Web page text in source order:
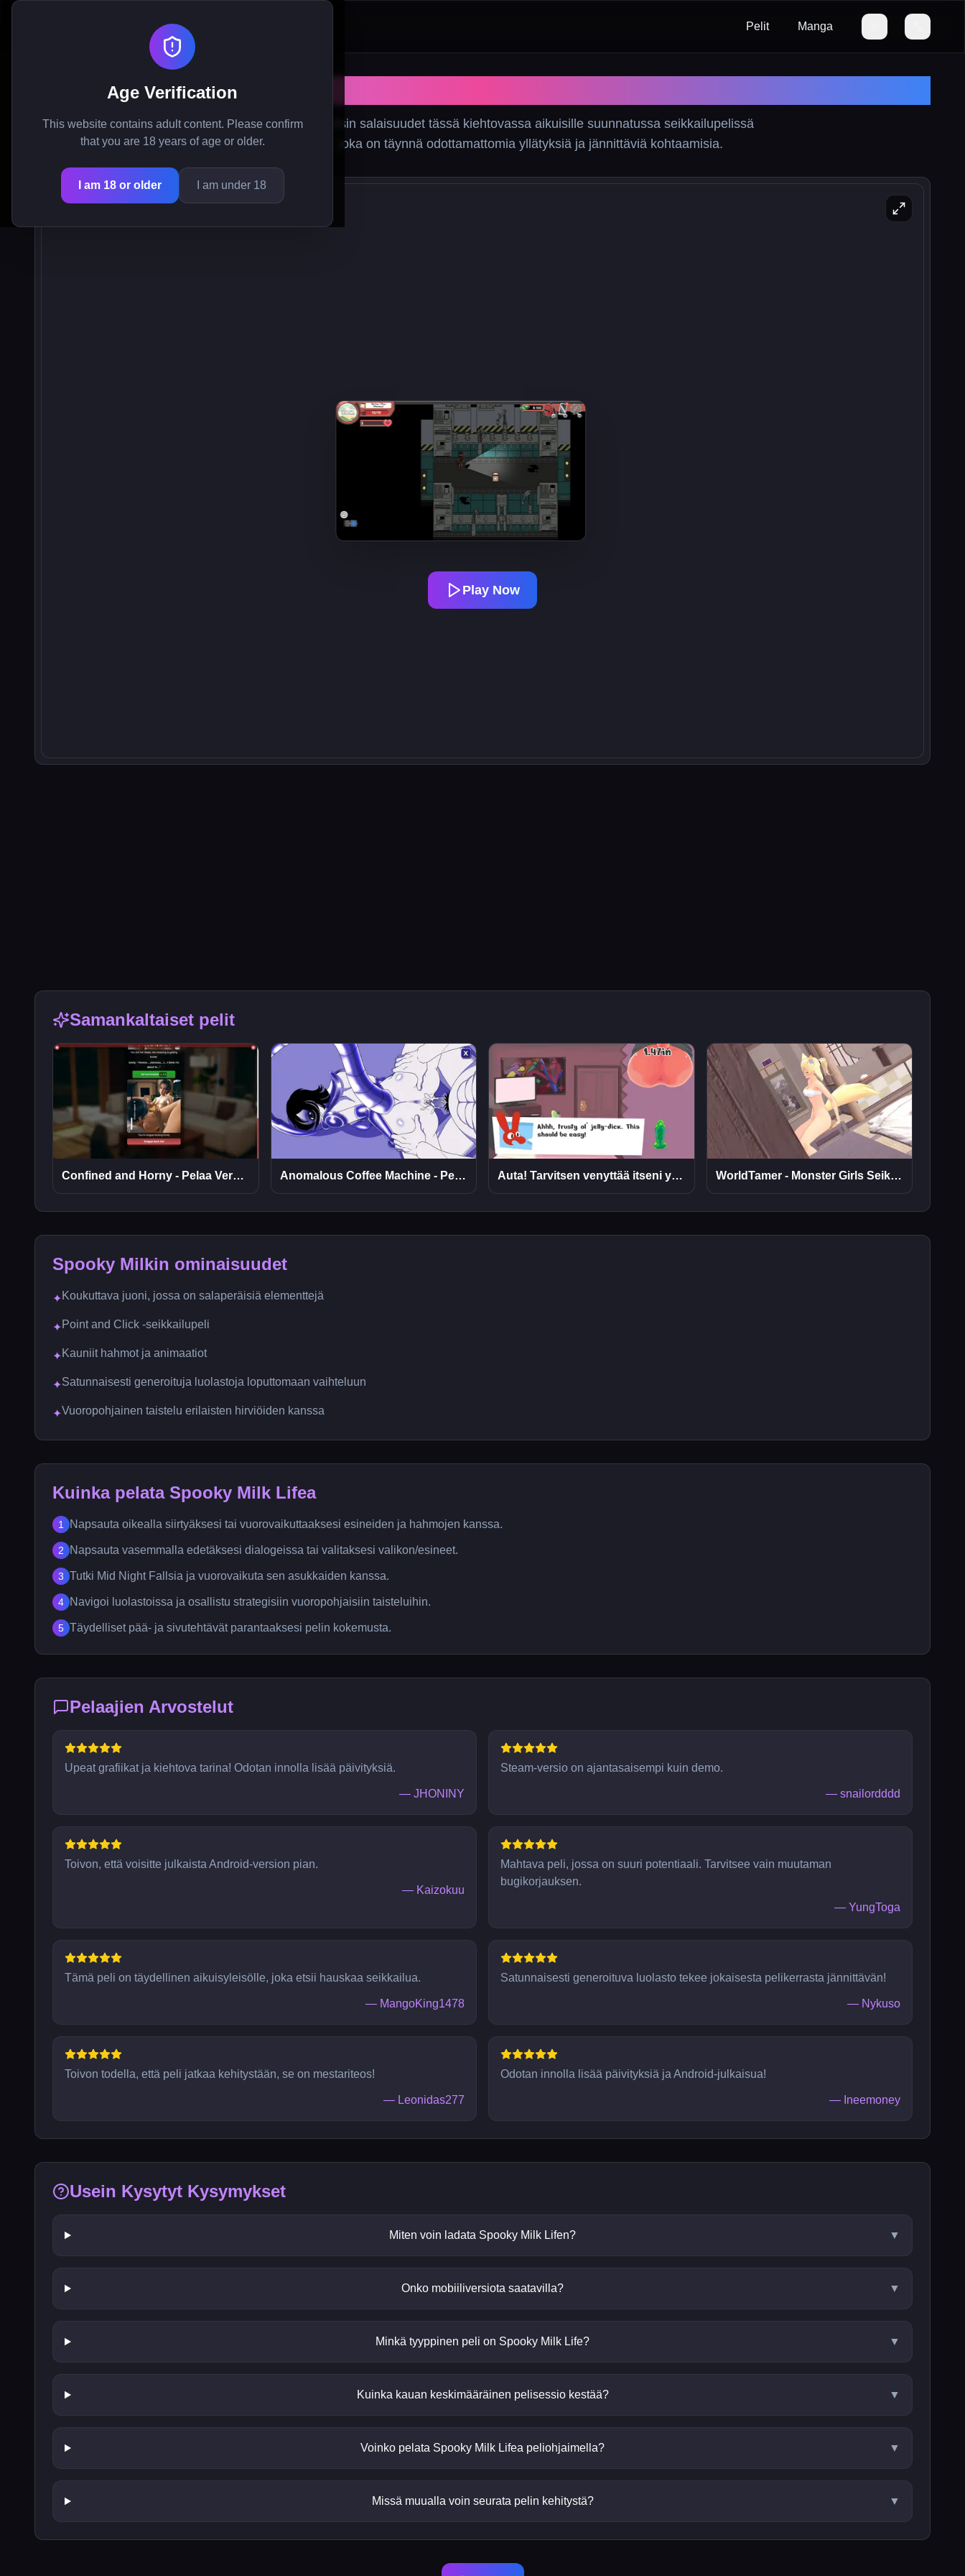
Age Verification
This website contains adult content. Please confirm
that you are 18 years of age or older.
I am 18 or older I am under 18
My Femboy Roommate Pelit Manga
Paljasta Mid Night Fallsin salaisuudet tässä kiehtovassa aikuisille suunnatussa seikkailupelissä
ja lähti matkalle, joka on täynnä odottamattomia yllätyksiä ja jännittäviä kohtaamisia.
Play Now
Samankaltaiset pelit
Confined and Horny - Pelaa Verkossa Ilmaiseksi Anomalous Coffee Machine - Pelaa Verkossa Ilmaiseksi Auta! Tarvitsen venyttää itseni ystävänpäiväksi WorldTamer - Monster Girls Seikkailupeli
Spooky Milkin ominaisuudet
✦Koukuttava juoni, jossa on salaperäisiä elementtejä
✦Point and Click -seikkailupeli
✦Kauniit hahmot ja animaatiot
✦Satunnaisesti generoituja luolastoja loputtomaan vaihteluun
✦Vuoropohjainen taistelu erilaisten hirviöiden kanssa
Kuinka pelata Spooky Milk Lifea
1 Napsauta oikealla siirtyäksesi tai vuorovaikuttaaksesi esineiden ja hahmojen kanssa.
2 Napsauta vasemmalla edetäksesi dialogeissa tai valitaksesi valikon/esineet.
3 Tutki Mid Night Fallsia ja vuorovaikuta sen asukkaiden kanssa.
4 Navigoi luolastoissa ja osallistu strategisiin vuoropohjaisiin taisteluihin.
5 Täydelliset pää- ja sivutehtävät parantaaksesi pelin kokemusta.
Pelaajien Arvostelut
Upeat grafiikat ja kiehtova tarina! Odotan innolla lisää päivityksiä.
— JHONINY
Steam-versio on ajantasaisempi kuin demo.
— snailordddd
Toivon, että voisitte julkaista Android-version pian.
— Kaizokuu
Mahtava peli, jossa on suuri potentiaali. Tarvitsee vain muutaman
bugikorjauksen.
— YungToga
Tämä peli on täydellinen aikuisyleisölle, joka etsii hauskaa seikkailua.
— MangoKing1478
Satunnaisesti generoituva luolasto tekee jokaisesta pelikerrasta jännittävän!
— Nykuso
Toivon todella, että peli jatkaa kehitystään, se on mestariteos!
— Leonidas277
Odotan innolla lisää päivityksiä ja Android-julkaisua!
— Ineemoney
Usein Kysytyt Kysymykset
Miten voin ladata Spooky Milk Lifen? ▼
Onko mobiiliversiota saatavilla? ▼
Minkä tyyppinen peli on Spooky Milk Life? ▼
Kuinka kauan keskimääräinen pelisessio kestää? ▼
Voinko pelata Spooky Milk Lifea peliohjaimella? ▼
Missä muualla voin seurata pelin kehitystä? ▼